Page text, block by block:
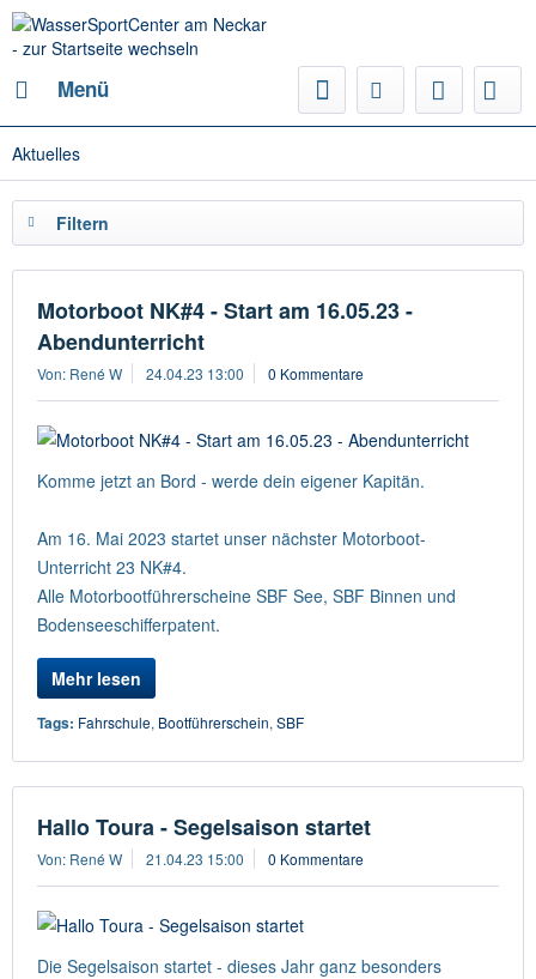
Menü
Aktuelles
Filtern
Motorboot NK#4 - Start am 16.05.23 -
Abendunterricht
Von: René W 24.04.23 13:00 0 Kommentare
Komme jetzt an Bord - werde dein eigener Kapitän.
Am 16. Mai 2023 startet unser nächster Motorboot-
Unterricht 23 NK#4.
Alle Motorbootführerscheine SBF See, SBF Binnen und
Bodenseeschifferpatent.
Mehr lesen
Tags: Fahrschule, Bootführerschein, SBF
Hallo Toura - Segelsaison startet
Von: René W 21.04.23 15:00 0 Kommentare
Die Segelsaison startet - dieses Jahr ganz besonders